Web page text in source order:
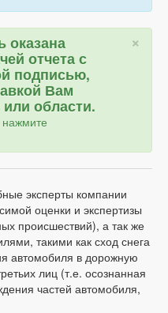
×
оказана
отчета с
подписью,
Вам
области.
нажмите
эксперты компании
оценки и экспертизы
происшествий), а так же
такими как сход снега
автомобиля в дорожную
лиц (т.е. осознанная
частей автомобиля,